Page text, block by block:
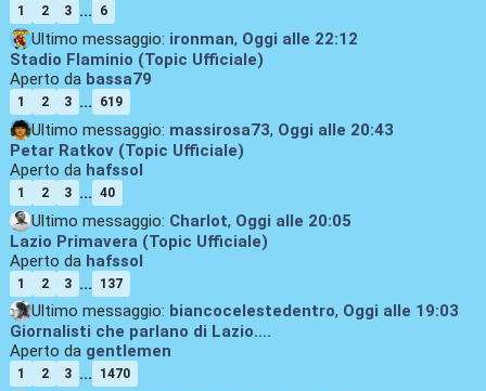
1 2 3 ... 6
Ultimo messaggio: ironman, Oggi alle 22:12
Stadio Flaminio (Topic Ufficiale)
Aperto da bassa79
1 2 3 ... 619
Ultimo messaggio: massirosa73, Oggi alle 20:43
Petar Ratkov (Topic Ufficiale)
Aperto da hafssol
1 2 3 ... 40
Ultimo messaggio: Charlot, Oggi alle 20:05
Lazio Primavera (Topic Ufficiale)
Aperto da hafssol
1 2 3 ... 137
Ultimo messaggio: biancocelestedentro, Oggi alle 19:03
Giornalisti che parlano di Lazio....
Aperto da gentlemen
1 2 3 ... 1470